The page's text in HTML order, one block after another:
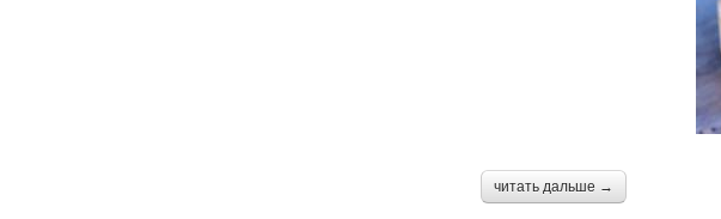
читать дальше →